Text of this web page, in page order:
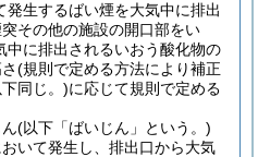
生するばい煙を大気中に排出
その他の施設の開口部をい
中に排出されるいおう酸化物の
(規則で定める方法により補正
同じ。)に応じて規則で定める
(以下「ばいじん」という。)
いて発生し、排出口から大気